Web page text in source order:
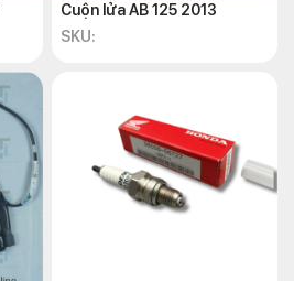
Cuộn lửa AB 125 2013
SKU: